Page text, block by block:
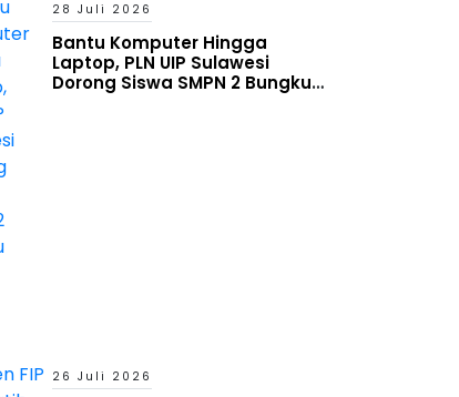
28 Juli 2026
Bantu Komputer Hingga
Laptop, PLN UIP Sulawesi
Dorong Siswa SMPN 2 Bungku
26 Juli 2026